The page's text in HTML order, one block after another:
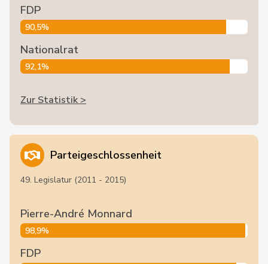
FDP
90,5%
Nationalrat
92,1%
Zur Statistik >
Parteigeschlossenheit
49. Legislatur (2011 - 2015)
Pierre-André Monnard
98,9%
FDP